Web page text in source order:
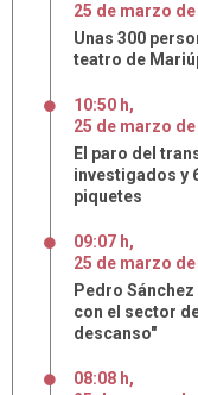
25 de marzo de
Unas 300
teatro de
10:50 h,
25 de marzo de
El paro del
investigados y
piquetes
09:07 h,
25 de marzo de
Pedro
con el sector
descanso"
08:08 h,